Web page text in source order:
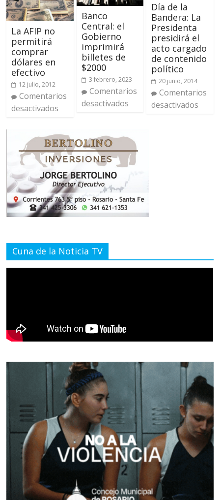
La AFIP no
permitirá
comprar
dólares en
efectivo
12 julio, 2012
Comentarios
desactivados
Banco
Central: el
Gobierno
imprimirá
billetes de
$2000
3 febrero, 2023
Comentarios
desactivados
Día de la
Bandera: La
Presidenta
presidirá el
acto cargado
de contenido
político
20 junio, 2014
Comentarios
desactivados
Cuna de la Noticia TV